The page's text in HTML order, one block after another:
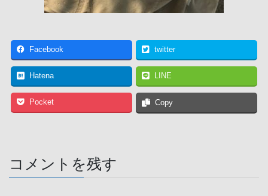
Facebook twitter
Hatena LINE
Pocket Copy
コメントを残す